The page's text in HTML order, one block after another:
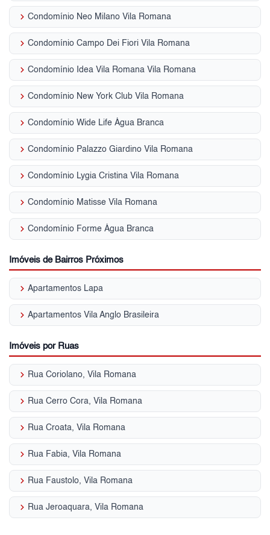
keyboard_arrow_right Condomínio Neo Milano Vila Romana
keyboard_arrow_right Condomínio Campo Dei Fiori Vila Romana
keyboard_arrow_right Condomínio Idea Vila Romana Vila Romana
keyboard_arrow_right Condomínio New York Club Vila Romana
keyboard_arrow_right Condomínio Wide Life Água Branca
keyboard_arrow_right Condomínio Palazzo Giardino Vila Romana
keyboard_arrow_right Condomínio Lygia Cristina Vila Romana
keyboard_arrow_right Condomínio Matisse Vila Romana
keyboard_arrow_right Condomínio Forme Água Branca
Imóveis de Bairros Próximos
keyboard_arrow_right Apartamentos Lapa
keyboard_arrow_right Apartamentos Vila Anglo Brasileira
Imóveis por Ruas
keyboard_arrow_right Rua Coriolano, Vila Romana
keyboard_arrow_right Rua Cerro Cora, Vila Romana
keyboard_arrow_right Rua Croata, Vila Romana
keyboard_arrow_right Rua Fabia, Vila Romana
keyboard_arrow_right Rua Faustolo, Vila Romana
keyboard_arrow_right Rua Jeroaquara, Vila Romana